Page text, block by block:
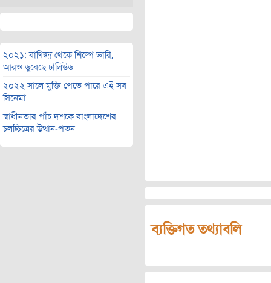
২০২১: বাণিজ্য থেকে শিল্পে ভারি,
আরও ডুবেছে ঢালিউড
২০২২ সালে মুক্তি পেতে পারে এই সব
সিনেমা
স্বাধীনতার পাঁচ দশকে বাংলাদেশের
চলচ্চিত্রের উত্থান-পতন
ব্যক্তিগত তথ্যাবলি